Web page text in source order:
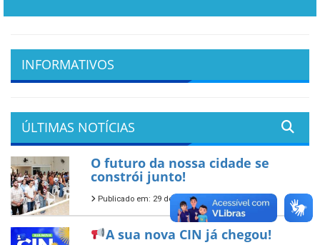
INFORMATIVOS
ÚLTIMAS NOTÍCIAS
O futuro da nossa cidade se
constrói junto!
Publicado em: 29 de julho de 2026
A sua nova CIN já chegou!